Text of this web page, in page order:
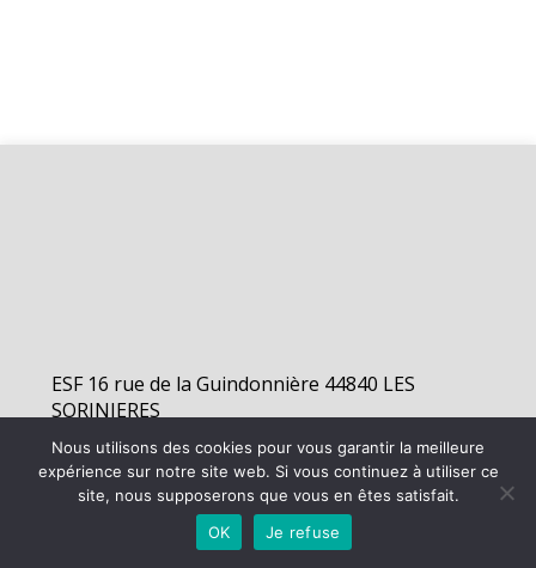
ESF 16 rue de la Guindonnière 44840 LES
SORINIERES
2026 - Elan Sorinières Football | Site internet réalisé par
MENTIONS LÉGALES
Nous utilisons des cookies pour vous garantir la meilleure
expérience sur notre site web. Si vous continuez à utiliser ce
site, nous supposerons que vous en êtes satisfait.
OK
Je refuse